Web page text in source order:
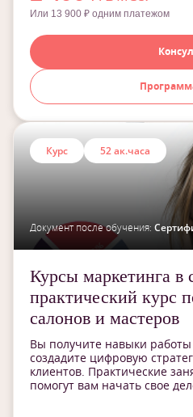
Или 13 900 ₽ одним платежом
Курс 52 ак.часа
Документ после обучения:
Курсы маркетинга в
практический курс
салонов и мастеров
Вы получите навыки
создадите цифровую
клиентов. Практические
помогут вам начать свое